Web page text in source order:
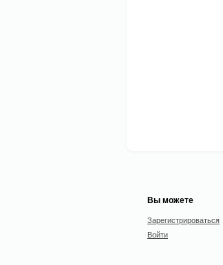
Вы можете
Зарегистрироваться
Войти